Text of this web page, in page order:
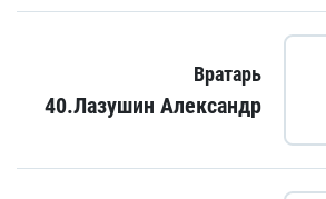
Вратарь
40.Лазушин Александр